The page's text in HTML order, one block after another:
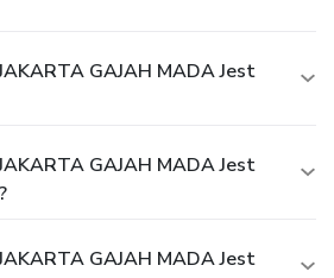
GAJAH MADA Jest
GAJAH MADA Jest
GAJAH MADA Jest